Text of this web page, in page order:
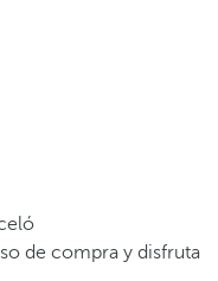
de compra y disfruta